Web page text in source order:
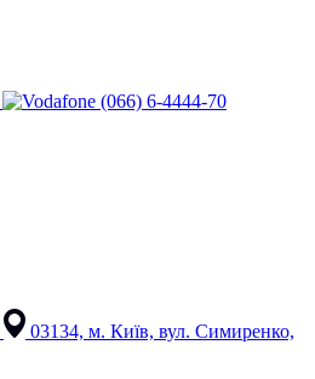
(066) 6-4444-70
03134, м. Київ, вул. Симиренко,